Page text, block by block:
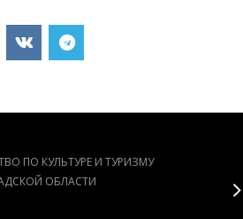
ПО КУЛЬТУРЕ И ТУРИЗМУ
ОБЛАСТИ